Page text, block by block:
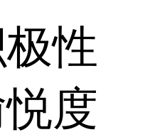
性
度